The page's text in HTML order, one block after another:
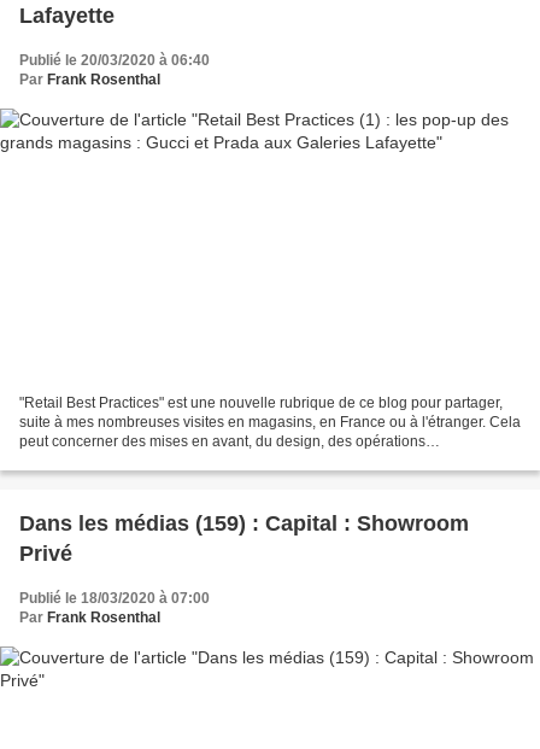
Lafayette
Publié le 20/03/2020 à 06:40
Par Frank Rosenthal
"Retail Best Practices" est une nouvelle rubrique de ce blog pour partager,
suite à mes nombreuses visites en magasins, en France ou à l'étranger. Cela
peut concerner des mises en avant, du design, des opérations
Dans les médias (159) : Capital : Showroom
Privé
Publié le 18/03/2020 à 07:00
Par Frank Rosenthal